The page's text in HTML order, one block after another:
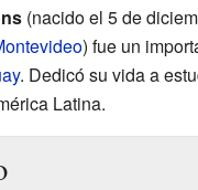
(nacido el 5 de
) fue un
. Dedicó su vida a
Latina.